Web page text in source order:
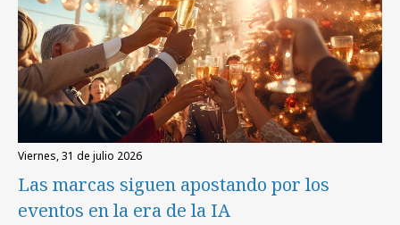
viernes, 31 de julio 2026
Las marcas siguen apostando por los
eventos en la era de la IA